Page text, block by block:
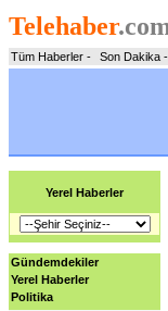
Telehaber
Tüm Haberler - Son Dakika -
Yerel Haberler
Gündemdekiler
Yerel Haberler
Politika